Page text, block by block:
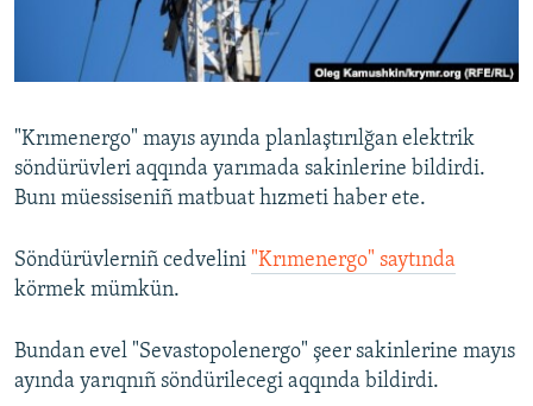
Русский
Українською
QOŞULIÑIZ!
RFE/RS bütün saytları
"Krımenergo" mayıs ayında planlaştırılğan elektrik
söndürüvleri aqqında yarımada sakinlerine bildirdi.
Bunı müessiseniñ matbuat hızmeti haber ete.
Söndürüvlerniñ cedvelini "Krımenergo" saytında
körmek mümkün.
Bundan evel "Sevastopolenergo" şeer sakinlerine mayıs
ayında yarıqnıñ söndürilecegi aqqında bildirdi.